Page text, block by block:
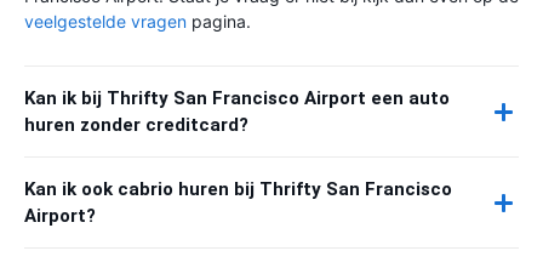
veelgestelde vragen pagina.
Kan ik bij Thrifty San Francisco Airport een auto
huren zonder creditcard?
Kan ik ook cabrio huren bij Thrifty San Francisco
Airport?